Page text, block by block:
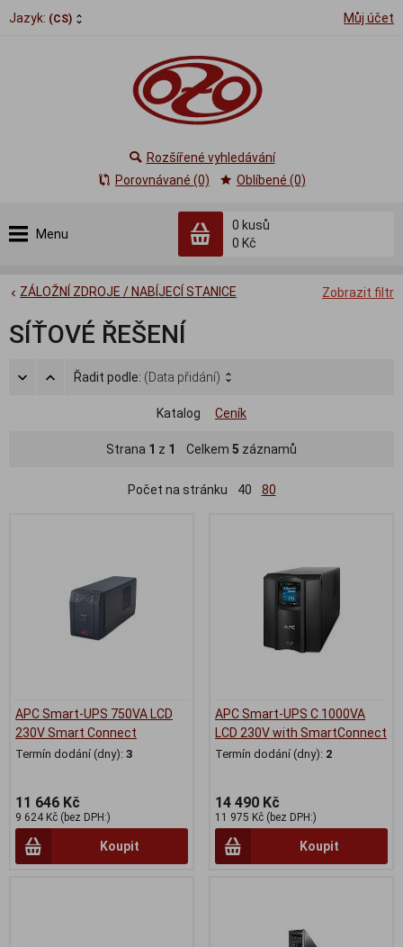
Jazyk: (CS) Můj účet
Menu
0 kusů
0 Kč
Rozšířené vyhledávání
Porovnávané (0)
Oblíbené (0)
Zobrazit filtr
ZÁLOŽNÍ ZDROJE / NABÍJECÍ STANICE
SÍŤOVÉ ŘEŠENÍ
Řadit podle: (Data přidání)
Katalog Ceník
Strana 1 z 1 Celkem 5 záznamů
Počet na stránku 40 80
APC Smart-UPS 750VA LCD
230V Smart Connect
Termín dodání (dny): 3
11 646 Kč
9 624 Kč (bez DPH:)
Koupit
APC Smart-UPS C 1000VA
LCD 230V with SmartConnect
Termín dodání (dny): 2
14 490 Kč
11 975 Kč (bez DPH:)
Koupit